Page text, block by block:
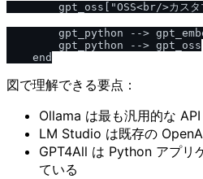
gpt_oss["OSS<br/>カスタ
gpt_python -->
        gpt_python --> gpt_oss
図で理解できる要点：
Ollama は最も汎用的な
LM Studio は既存の
GPT4All は Python アプリ
ている